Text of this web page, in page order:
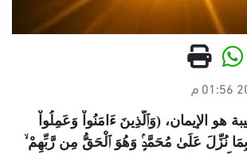
هو الإيمان، (وَٱلَّذِينَ ءَامَنُواْ وَعَمِلُواْ
نُزِّلَ عَلَىٰ مُحَمَّدٍۢ وَهُوَ ٱلْحَقُّ مِن رَّبِّهِمْ